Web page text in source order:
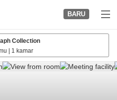
BARU
Collection
1 kamar